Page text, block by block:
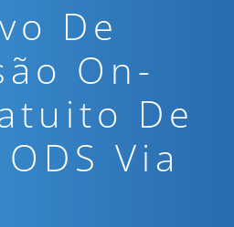
De
On-
De
Via